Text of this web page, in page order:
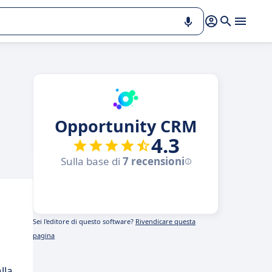
Opportunity CRM
4.3
Sulla base di 7 recensioni
Sei l'editore di questo software? Rivendicare questa
pagina